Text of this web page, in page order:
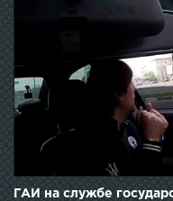
ГАИ на службе